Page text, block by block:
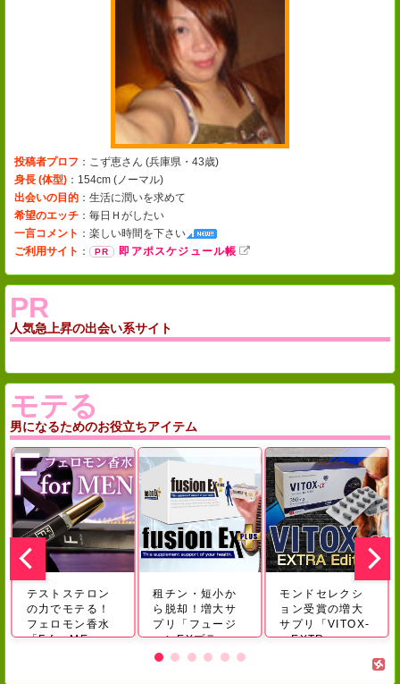
投稿者プロフ ：こず恵さん (兵庫県・43歳)
身長 (体型) ：154cm (ノーマル)
出会いの目的 ：生活に潤いを求めて
希望のエッチ ：毎日Ｈがしたい
一言コメント ： 楽しい時間を下さい
ご利用サイト ： 即アポスケジュール帳
PR
人気急上昇の出会い系サイト
モテる
男になるためのお役立ちアイテム
租チン・短小か
ら脱却！増大サ
プリ‎「フュージ
ョンEXプラ
ス」...
モンドセレクシ
ョン受賞の増大
サプリ「VITOX-
α EXTR...
テストステロン
の力でモテる！
フェロモン香水
「F for ME...